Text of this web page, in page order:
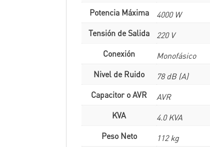
Potencia Máxima
4000 W
Tensión de Salida
220 V
Conexión
Monofásico
Nivel de Ruido
78 dB (A)
Capacitor o AVR
AVR
KVA
4.0 KVA
Peso Neto
112 kg